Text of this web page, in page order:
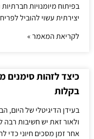
בפיתוח מיומנויות
יצירתית עשוי להוביל
לקריאת המאמר »
כיצד לזהות
בקלות
בעידן הדיגיטלי של היום,
ולאור זאת יש חשיבות
אחר זמן מסכים חיוני כדי